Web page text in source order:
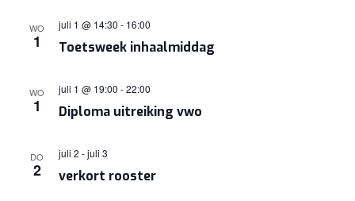
WO
1 Toetsweek inhaalmiddag
juli 1 @ 14:30 - 16:00
WO
1 Diploma uitreiking vwo
juli 1 @ 19:00 -22:00
DO
2 verkort rooster
juli 2 -juli 3